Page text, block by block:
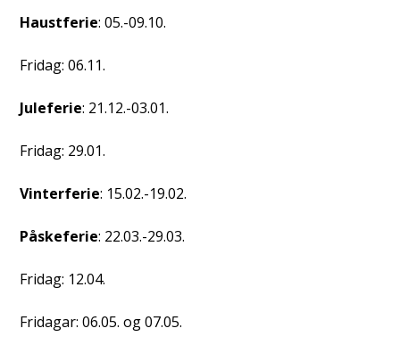
Haustferie: 05.-09.10.
Fridag: 06.11.
Juleferie: 21.12.-03.01.
Fridag: 29.01.
Vinterferie: 15.02.-19.02.
Påskeferie: 22.03.-29.03.
Fridag: 12.04.
Fridagar: 06.05. og 07.05.